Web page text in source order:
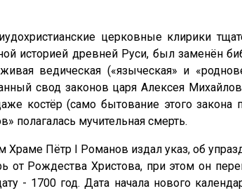
церковные клирики
историей древней Руси, был заменён
ведическая («языческая» и
свод законов царя Алексея
костёр (само бытование этого
полагалась мучительная смерть.
Пётр I Романов издал указ, об
от Рождества Христова, при этом он
- 1700 год. Дата начала нового